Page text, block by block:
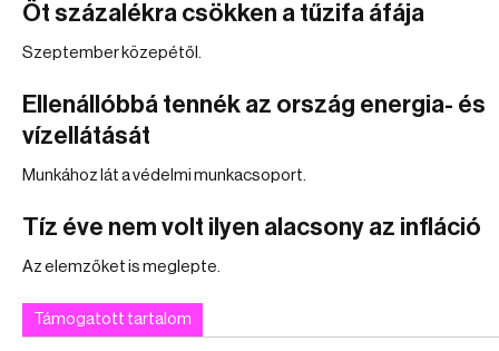
Öt százalékra csökken a tűzifa áfája
Szeptember közepétől.
Ellenállóbbá tennék az ország energia- és
vízellátását
Munkához lát a védelmi munkacsoport.
Tíz éve nem volt ilyen alacsony az infláció
Az elemzőket is meglepte.
Támogatott tartalom